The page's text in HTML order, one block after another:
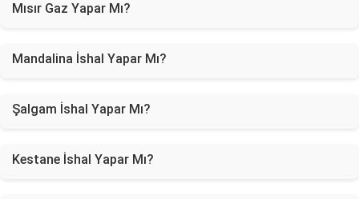
Mısır Gaz Yapar Mı?
Mandalina İshal Yapar Mı?
Şalgam İshal Yapar Mı?
Kestane İshal Yapar Mı?